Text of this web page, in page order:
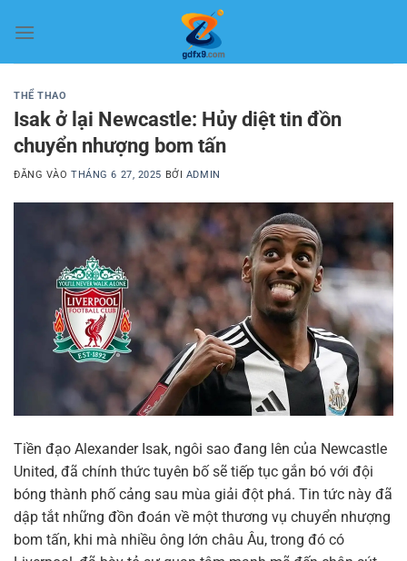
qua
THỂ THAO
Isak ở lại Newcastle: Hủy diệt tin đồn
chuyển nhượng bom tấn
ĐĂNG VÀOTHÁNG 6 27, 2025 BỞI ADMIN
Tiền đạo Alexander Isak, ngôi sao đang lên của Newcastle
United, đã chính thức tuyên bố sẽ tiếp tục gắn bó với đội
bóng thành phố cảng sau mùa giải đột phá. Tin tức này đã
dập tắt những đồn đoán về một thương vụ chuyển nhượng
bom tấn, khi mà nhiều ông lớn châu Âu, trong đó có